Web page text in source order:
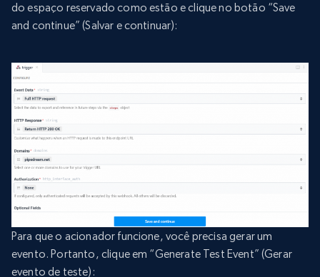
do espaço reservado como estão e clique no botão “Save
and continue” (Salvar e continuar):
Para que o acionador funcione, você precisa gerar um
evento. Portanto, clique em “Generate Test Event” (Gerar
evento de teste):